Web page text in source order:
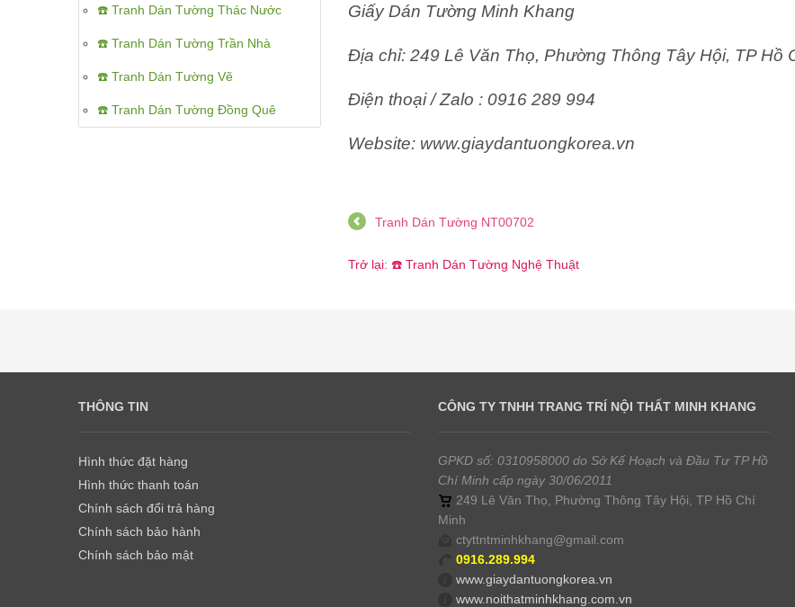
☎️ Tranh Dán Tường Thác Nước
☎️ Tranh Dán Tường Trần Nhà
☎️ Tranh Dán Tường Vẽ
☎️ Tranh Dán Tường Đồng Quê
Giấy Dán Tường Minh Khang
Địa chỉ: 249 Lê Văn Thọ, Phường Thông Tây Hội, TP Hồ
Điện thoại / Zalo : 0916 289 994
Website: www.giaydantuongkorea.vn
Tranh Dán Tường NT00702
Trở lại: ☎️ Tranh Dán Tường Nghệ Thuật
THÔNG TIN
Hình thức đặt hàng
Hình thức thanh toán
Chính sách đổi trả hàng
Chính sách bảo hành
Chính sách bảo mật
CÔNG TY TNHH TRANG TRÍ NỘI THẤT MINH KHANG
GPKD số: 0310958000 do Sở Kế Hoạch và Đầu Tư TP Hồ
Chí Minh cấp ngày 30/06/2011
249 Lê Văn Thọ, Phường Thông Tây Hội, TP Hồ Chí
Minh
ctyttntminhkhang@gmail.com
0916.289.994
www.giaydantuongkorea.vn
www.noithatminhkhang.com.vn